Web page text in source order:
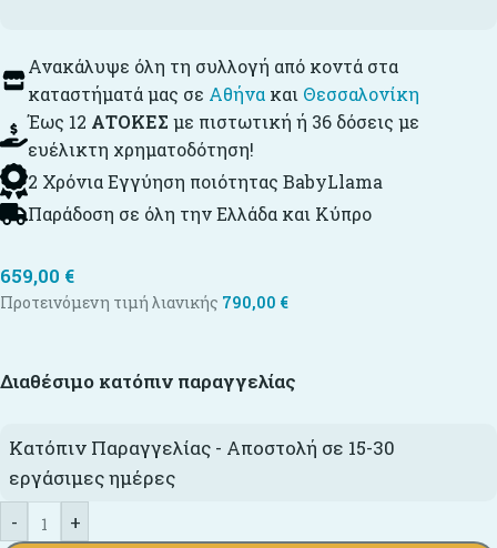
Ανακάλυψε όλη τη συλλογή από κοντά στα
καταστήματά μας σε Αθήνα και Θεσσαλονίκη
Έως 12 ΑΤΟΚΕΣ με πιστωτική ή 36 δόσεις με
ευέλικτη χρηματοδότηση!
2 Χρόνια Εγγύηση ποιότητας BabyLlama
Παράδοση σε όλη την Ελλάδα και Κύπρο
659,00 €
Προτεινόμενη τιμή λιανικής 790,00 €
Διαθέσιμο κατόπιν παραγγελίας
Κατόπιν Παραγγελίας - Αποστολή σε 15-30
εργάσιμες ημέρες
-
+